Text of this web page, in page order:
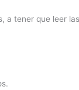
a tener que leer